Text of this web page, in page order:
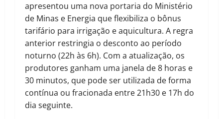
apresentou uma nova portaria do Ministério
de Minas e Energia que flexibiliza o bônus
tarifário para irrigação e aquicultura. A regra
anterior restringia o desconto ao período
noturno (22h às 6h). Com a atualização, os
produtores ganham uma janela de 8 horas e
30 minutos, que pode ser utilizada de forma
contínua ou fracionada entre 21h30 e 17h do
dia seguinte.